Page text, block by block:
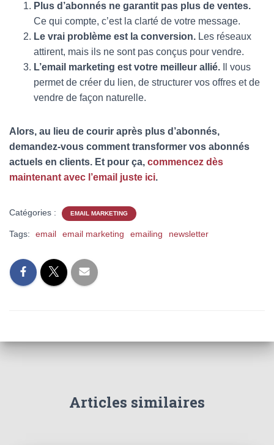
Plus d’abonnés ne garantit pas plus de ventes.
Ce qui compte, c’est la clarté de votre message.
Le vrai problème est la conversion. Les réseaux
attirent, mais ils ne sont pas conçus pour vendre.
L’email marketing est votre meilleur allié. Il vous
permet de créer du lien, de structurer vos offres et de
vendre de façon naturelle.
Alors, au lieu de courir après plus d’abonnés,
demandez-vous comment transformer vos abonnés
actuels en clients. Et pour ça, commencez dès
maintenant avec l’email juste ici.
Catégories : EMAIL MARKETING
Tags: email email marketing emailing newsletter
Articles similaires